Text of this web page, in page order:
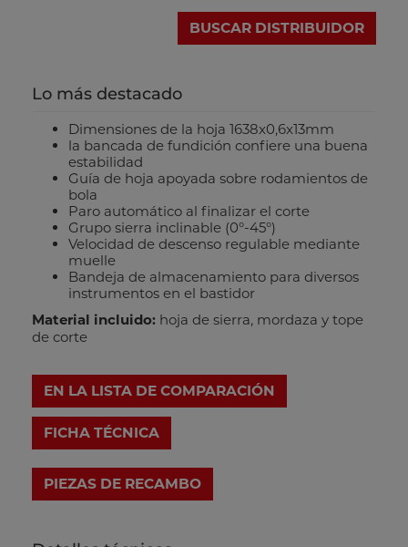
BUSCAR DISTRIBUIDOR
Lo más destacado
Dimensiones de la hoja 1638x0,6x13mm
la bancada de fundición confiere una buena
estabilidad
Guía de hoja apoyada sobre rodamientos de
bola
Paro automático al finalizar el corte
Grupo sierra inclinable (0°-45°)
Velocidad de descenso regulable mediante
muelle
Bandeja de almacenamiento para diversos
instrumentos en el bastidor
Material incluido: hoja de sierra, mordaza y tope
de corte
EN LA LISTA DE COMPARACIÓN
FICHA TÉCNICA